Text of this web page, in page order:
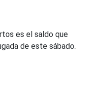
es el saldo que
de este sábado.